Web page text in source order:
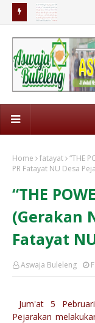
Home fatayat “THE
PR Fatayat NU Desa
“THE
(Gerakan
Fatayat
Aswaja Buleleng
Jum'at 5
Pejarakan